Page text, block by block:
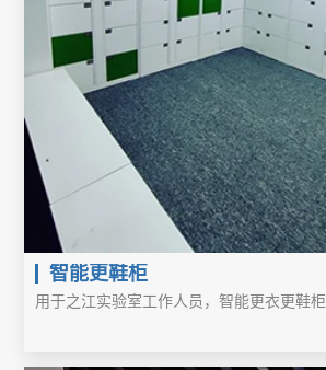
智能更鞋柜
用于之江实验室工作人员，智能更衣更鞋柜